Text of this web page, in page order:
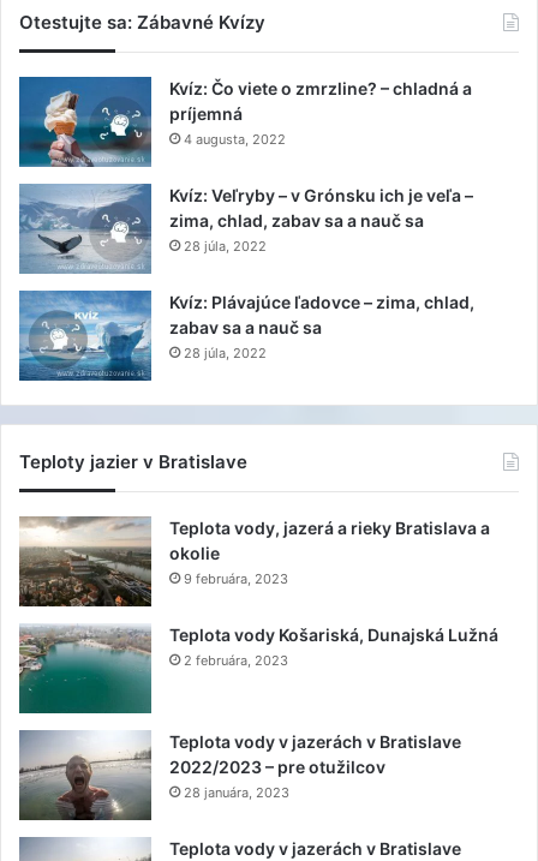
Otestujte sa: Zábavné Kvízy
Kvíz: Čo viete o zmrzline? – chladná a
príjemná
4 augusta, 2022
Kvíz: Veľryby – v Grónsku ich je veľa –
zima, chlad, zabav sa a nauč sa
28 júla, 2022
Kvíz: Plávajúce ľadovce – zima, chlad,
zabav sa a nauč sa
28 júla, 2022
Teploty jazier v Bratislave
Teplota vody, jazerá a rieky Bratislava a
okolie
9 februára, 2023
Teplota vody Košariská, Dunajská Lužná
2 februára, 2023
Teplota vody v jazerách v Bratislave
2022/2023 – pre otužilcov
28 januára, 2023
Teplota vody v jazerách v Bratislave